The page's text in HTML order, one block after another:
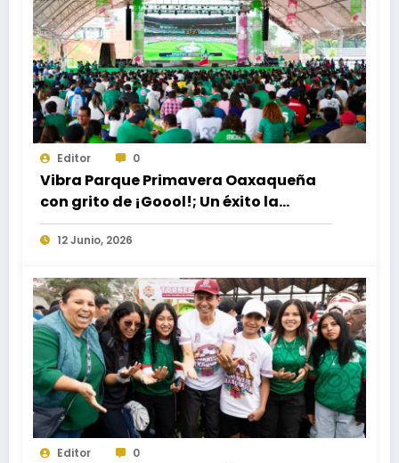
Editor 0
Vibra Parque Primavera Oaxaqueña
con grito de ¡Goool!; Un éxito la
transmisión de partido inaugural del
Mundial 2026
12 Junio, 2026
Editor 0